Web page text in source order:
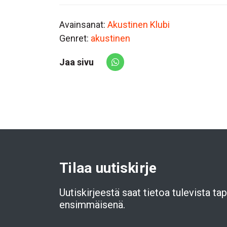
Avainsanat: Akustinen Klubi
Genret: akustinen
Jaa sivu
Share via Whatsapp
Tilaa uutiskirje
Uutiskirjeestä saat tietoa tulevista
ensimmäisenä.